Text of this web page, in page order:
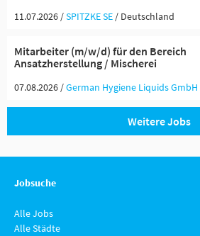
11.07.2026 /SPITZKE SE / Deutschland
Mitarbeiter (m/w/d) für den Bereich
Ansatzherstellung / Mischerei
07.08.2026 /German Hygiene Liquids GmbH
Weitere Jobs
Jobsuche
Alle Jobs
Alle Städte